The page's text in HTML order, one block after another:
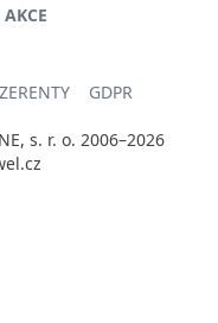
AKCE
GDPR
s. r. o. 2006–2026